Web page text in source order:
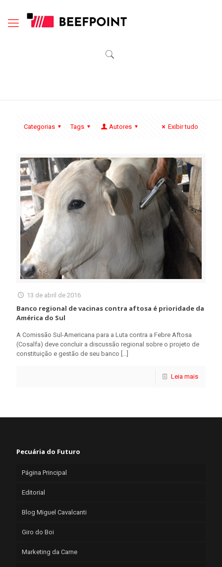
Categorias Tags Autores Exibir tudo
13 de abril de 2016
Banco regional de vacinas contra aftosa é prioridade da
América do Sul
A Comissão Sul-Americana para a Luta contra a Febre Aftosa
(Cosalfa) deve concluir a discussão regional sobre o projeto de
constituição e gestão de seu banco
Leia mais
Pecuária do Futuro
Página Principal
Editorial
Blog Miguel Cavalcanti
Giro do Boi
Marketing da Carne